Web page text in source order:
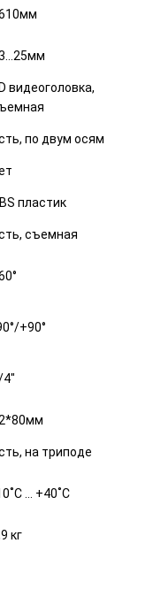
видеоголовка,
по двум осям
пластик
съемная
+90°
4"
на триподе
… +40˚С
кг